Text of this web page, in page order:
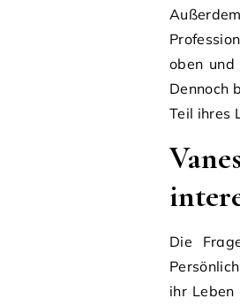
oben
Dennoch
Teil ihres
Die
ihr